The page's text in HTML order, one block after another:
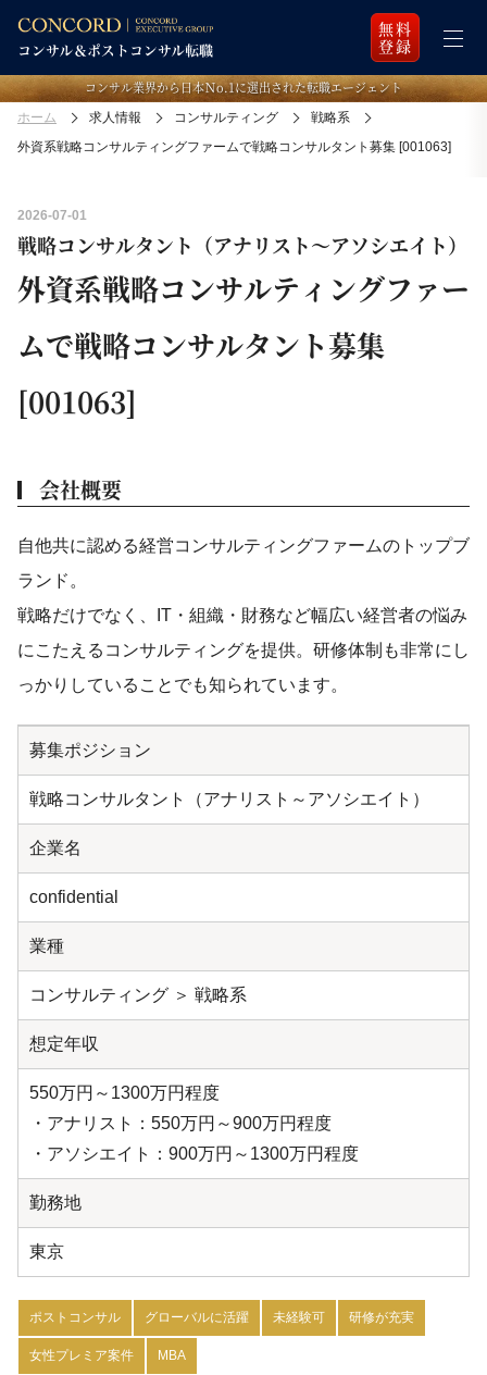
無料
登録
コンサル業界から日本Ｎo.1に選出された転職エージェント
ホーム 求人情報 コンサルティング
戦略系
外資系戦略コンサルティングファームで戦略コンサルタント募集 [001063]
2026-07-01
戦略コンサルタント（アナリスト～アソシエイト）
外資系戦略コンサルティングファー
ムで戦略コンサルタント募集
[001063]
会社概要
自他共に認める経営コンサルティングファームのトップブ
ランド。
戦略だけでなく、IT・組織・財務など幅広い経営者の悩み
にこたえるコンサルティングを提供。研修体制も非常にし
っかりしていることでも知られています。
募集ポジション
戦略コンサルタント（アナリスト～アソシエイト）
企業名
confidential
業種
コンサルティング ＞ 戦略系
想定年収
550万円～1300万円程度
・アナリスト：550万円～900万円程度
・アソシエイト：900万円～1300万円程度
勤務地
東京
ポストコンサル グローバルに活躍 未経験可 研修が充実
女性プレミア案件 MBA